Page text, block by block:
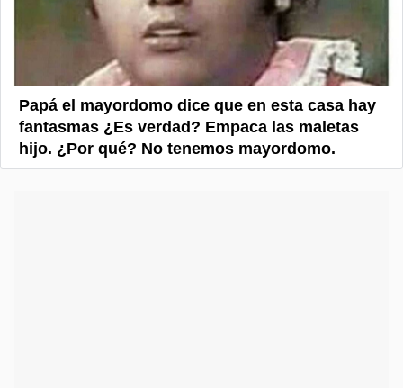
Papá el mayordomo dice que en esta casa hay
fantasmas ¿Es verdad? Empaca las maletas
hijo. ¿Por qué? No tenemos mayordomo.